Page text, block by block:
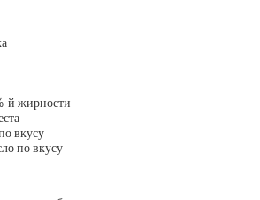
й жирности
вкусу
по вкусу